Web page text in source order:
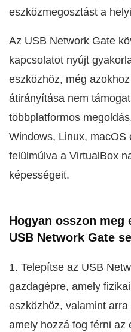
eszközmegosztást a
Az USB Network Gate
kapcsolatot nyújt
eszközhöz, még
átirányítása nem
többplatformos
Windows, Linux, macOS
felülmúlva a VirtualBox
képességeit.
Hogyan osszon meg
USB Network Gate
1. Telepítse az USB
gazdagépre, amely
eszközhöz, valamint
amely hozzá fog férni az